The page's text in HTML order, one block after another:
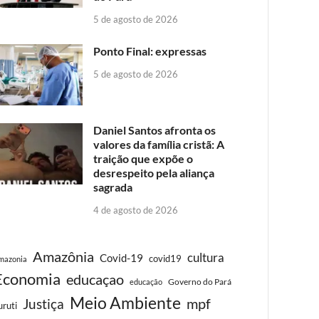
5 de agosto de 2026
Ponto Final: expressas
5 de agosto de 2026
Daniel Santos afronta os
valores da família cristã: A
traição que expõe o
desrespeito pela aliança
sagrada
4 de agosto de 2026
Amazônia Covid-19 covid19 cultura
educaçao educação Governo do Pará
Justiça Meio Ambiente mpf